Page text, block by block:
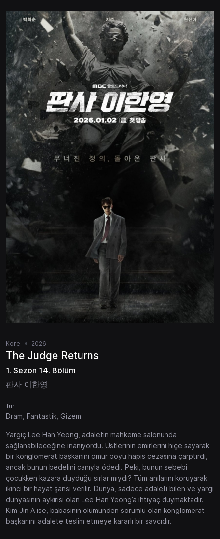
Kore 2026
The Judge Returns
1. Sezon 14. Bölüm
판사 이한영
Tür
Dram, Fantastik, Gizem
Yargıç Lee Han Yeong, adaletin mahkeme salonunda
sağlanabileceğine inanıyordu. Üstlerinin emirlerini hiçe sayarak
bir konglomerat başkanını ömür boyu hapis cezasına çarptırdı,
ancak bunun bedelini canıyla ödedi. Peki, bunun sebebi
çocukken kazara duyduğu sırlar mıydı? Tüm anılarını koruyarak
ikinci bir hayat şansı verilir. Dünya, sadece adaleti bilen ve yargı
dünyasının aykırısı olan Lee Han Yeong’a ihtiyaç duymaktadır.
Kim Jin A ise, babasının ölümünden sorumlu olan konglomerat
başkanını adalete teslim etmeye kararlı bir savcıdır.